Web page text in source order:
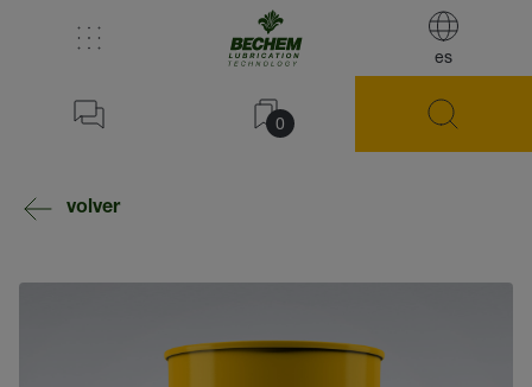
es
0
volver